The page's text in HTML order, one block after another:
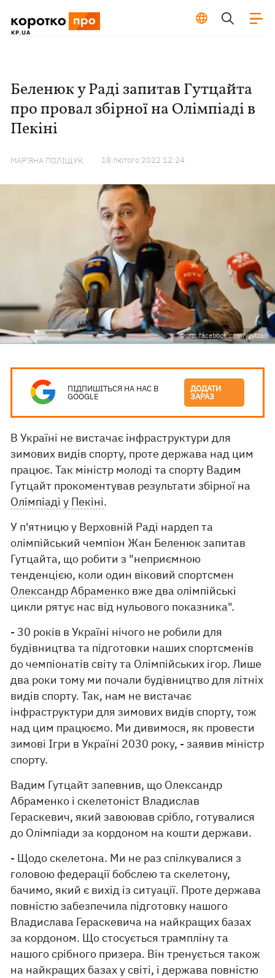
Беленюк у Раді запитав Гутцайта
про провал збірної на Олімпіаді в
Пекіні
МАР'ЯНА ПОЛІЩУК 18 лютого 2022 12:24
Фото: facebook.com/vgytzait
ПІДПИШІТЬСЯ НА НАС В
GOOGLE
ДОДАТИ
ЗАРАЗ
В Україні не вистачає інфраструктури для
зимових видів спорту, проте держава над цим
працює. Так міністр молоді та спорту Вадим
Гутцайт прокоментував результати збірної на
Олімпіаді у Пекіні.
У п'ятницю у Верховній Раді нардеп та
олімпійський чемпіон Жан Беленюк запитав
Гутцайта, що робити з "неприємною
тенденцією, коли один віковий спортсмен
Олександр Абраменко вже два олімпійські
цикли рятує нас від нульового показника".
- 30 років в Україні нічого не робили для
будівництва та підготовки наших спортсменів
до чемпіонатів світу та Олімпійських ігор. Лише
два роки тому ми почали будівництво для літніх
видів спорту. Так, нам не вистачає
інфраструктури для зимових видів спорту, тож
над цим працюємо. Ми дивимося, як провести
зимові Ігри в Україні 2030 року, - заявив міністр
спорту.
Вадим Гутцайт запевнив, що Олександр
Абраменко і скелетоніст Владислав
Гераскевич, який завоював срібло, готувалися
до Олімпіади за кордоном на кошти держави.
- Щодо скелетона. Ми не раз спілкувалися з
головою федерації бобслею та скелетону,
бачимо, який є вихід із ситуації. Проте держава
повністю забезпечила підготовку нашого
Владислава Гераскевича на найкращих базах
за кордоном. Що стосується трампліну та
нашого срібного призера. Він тренується також
на найкращих базах у світі, і держава повністю